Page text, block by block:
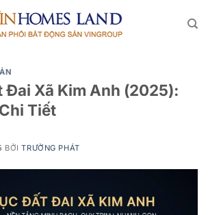
Đai Xã Kim Anh (2025):
Tiết
BỞITRƯỜNG PHÁT